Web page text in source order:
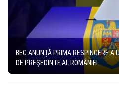
BEC ANUNȚĂ PRIMA RESPINGERE A
DE PREȘEDINTE AL ROMÂNIEI